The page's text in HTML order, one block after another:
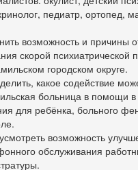
педиатр, ортопед,
возможность и причины
скорой психиатрической
городском округе.
какое содействие
больница в помощи в
для ребёнка, больного
возможность
обслуживания